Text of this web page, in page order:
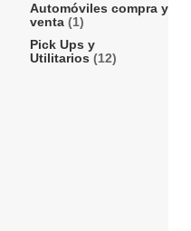
Automóviles compra y
venta (1)
Pick Ups y
Utilitarios (12)